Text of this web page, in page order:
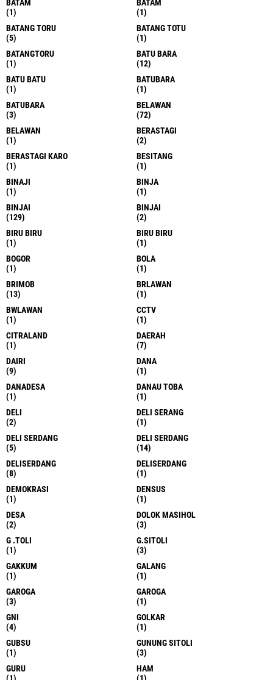
BATAM
(1)
BATAM
(1)
BATANG TORU
(5)
BATANG TOTU
(1)
BATANGTORU
(1)
BATU BARA
(12)
BATU BATU
(1)
BATUBARA
(1)
BATUBARA
(3)
BELAWAN
(72)
BELAWAN
(1)
BERASTAGI
(2)
BERASTAGI KARO
(1)
BESITANG
(1)
BINAJI
(1)
BINJA
(1)
BINJAI
(129)
BINJAI
(2)
BIRU BIRU
(1)
BIRU BIRU
(1)
BOGOR
(1)
BOLA
(1)
BRIMOB
(13)
BRLAWAN
(1)
BWLAWAN
(1)
CCTV
(1)
CITRALAND
(1)
DAERAH
(7)
DAIRI
(9)
DANA
(1)
DANADESA
(1)
DANAU TOBA
(1)
DELI
(2)
DELI SERANG
(1)
DELI SERDANG
(5)
DELI SERDANG
(14)
DELISERDANG
(8)
DELISERDANG
(1)
DEMOKRASI
(1)
DENSUS
(1)
DESA
(2)
DOLOK MASIHOL
(3)
G .TOLI
(1)
G.SITOLI
(3)
GAKKUM
(1)
GALANG
(1)
GAROGA
(3)
GAROGA
(1)
GNI
(4)
GOLKAR
(1)
GUBSU
(1)
GUNUNG SITOLI
(3)
GURU
HAM